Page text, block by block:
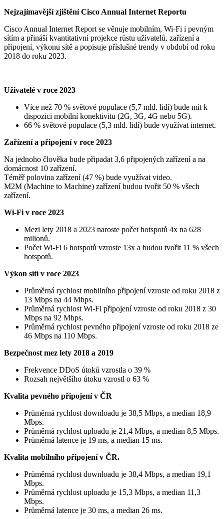
Nejzajímavější zjištění Cisco Annual Internet Reportu
Cisco Annual Internet Report se věnuje mobilním, Wi-Fi i pevným
sítím a přináší kvantitativní projekce růstu uživatelů, zařízení a
připojení, výkonu sítě a popisuje příslušné trendy v období od roku
2018 do roku 2023.
Uživatelé v roce 2023
Více než 70 % světové populace (5,7 mld. lidí) bude mít k
dispozici mobilní konektivitu (2G, 3G, 4G nebo 5G).
66 % světové populace (5,3 mld. lidí) bude využívat internet.
Zařízení a připojení v roce 2023
Na jednoho člověka bude připadat 3,6 připojených zařízení a na
domácnost 10 zařízení.
Téměř polovina zařízení (47 %) bude využívat video.
M2M (Machine to Machine) zařízení budou tvořit 50 % všech
zařízení.
Wi-Fi v roce 2023
Mezi lety 2018 a 2023 naroste počet hotspotů 4x na 628
milionů.
Počet Wi-Fi 6 hotspotů vzroste 13x a budou tvořit 11 % všech
hotspotů.
Výkon sítí v roce 2023
Průměrná rychlost mobilního připojení vzroste od roku 2018 z
13 Mbps na 44 Mbps.
Průměrná rychlost Wi-Fi připojení vzroste od roku 2018 z 30
Mbps na 92 Mbps.
Průměrná rychlost pevného připojení vzroste od roku 2018 ze
46 Mbps na 110 Mbps.
Bezpečnost mez lety 2018 a 2019
Frekvence DDoS útoků vzrostla o 39 %
Rozsah největšího útoku vzrostl o 63 %
Kvalita pevného připojení v ČR
Průměrná rychlost downloadu je 38,5 Mbps, a median 18,9
Mbps.
Průměrná rychlost uploadu je 21,4 Mbps, a median 8,5 Mbps.
Průměrná latence je 19 ms, a median 15 ms.
Kvalita mobilního připojení v ČR.
Průměrná rychlost downloadu je 38,4 Mbps, a median 19,1
Mbps.
Průměrná rychlost uploadu je 15,3 Mbps, a median 11,3
Mbps.
Průměrná latence je 30 ms, a median 26 ms.